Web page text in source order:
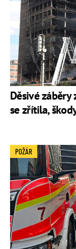
Děsivé
se zřítila,
POŽÁR